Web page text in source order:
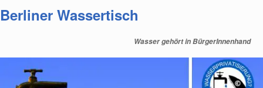
primären
Berliner Wassertisch
Wasser gehört in BürgerInnenhand